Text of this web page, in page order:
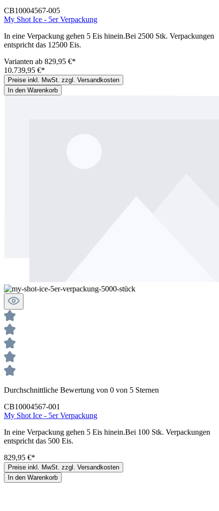
CB10004567-005
My Shot Ice - 5er Verpackung
In eine Verpackung gehen 5 Eis hinein.Bei 2500 Stk. Verpackungen
entspricht das 12500 Eis.
Varianten ab 829,95 €*
10.739,95 €*
Preise inkl. MwSt. zzgl. Versandkosten
In den Warenkorb
Durchschnittliche Bewertung von 0 von 5 Sternen
CB10004567-001
My Shot Ice - 5er Verpackung
In eine Verpackung gehen 5 Eis hinein.Bei 100 Stk. Verpackungen
entspricht das 500 Eis.
829,95 €*
Preise inkl. MwSt. zzgl. Versandkosten
In den Warenkorb